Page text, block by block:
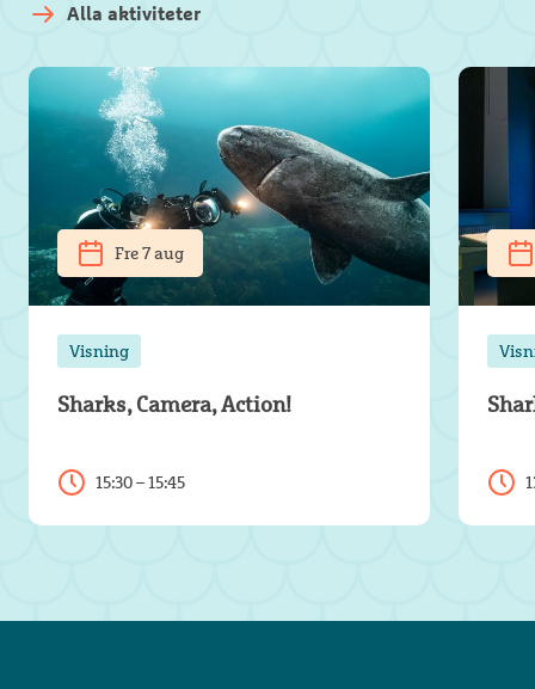
Alla aktiviteter
Fre 7 aug
Visning
Sharks, Camera, Action!
15:30 – 15:45